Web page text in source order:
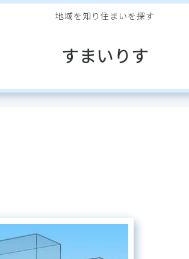
地域を知り住まいを探す
すまいりす